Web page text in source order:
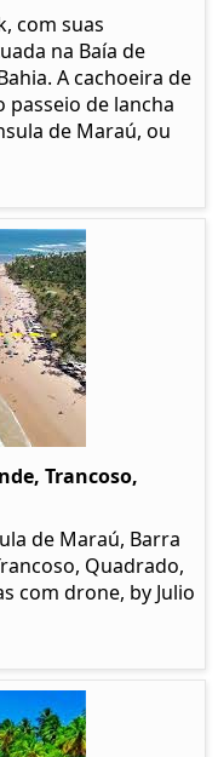
com suas
na Baía de
A cachoeira de
passeio de lancha
de Maraú, ou
Trancoso,
de Maraú, Barra
Quadrado,
com drone, by Julio